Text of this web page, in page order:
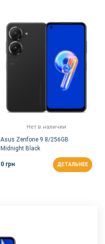
Нет в наличии
Asus Zenfone 9 8/256GB
Midnight Black
0 грн ДЕТАЛЬНЕЕ